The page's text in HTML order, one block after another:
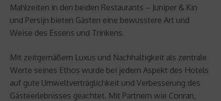
Mahlzeiten in den beiden Restaurants – Juniper & Kin
und Persijn bieten Gästen eine bewusstere Art und
Weise des Essens und Trinkens.
Mit zeitgemäßem Luxus und Nachhaltigkeit als zentrale
Werte seines Ethos wurde bei jedem Aspekt des Hotels
auf gute Umweltverträglichkeit und Verbesserung des
Gästeerlebnisses geachtet. Mit Partnern wie Conran,